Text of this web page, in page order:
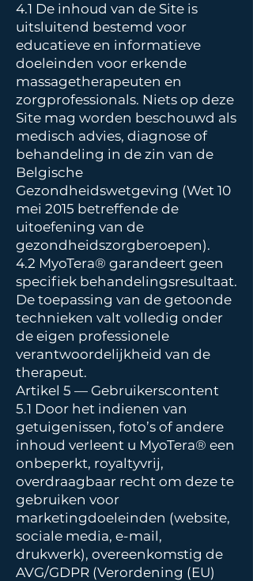
4.1 De inhoud van de Site is
uitsluitend bestemd voor
educatieve en informatieve
doeleinden voor erkende
massagetherapeuten en
zorgprofessionals. Niets op deze
Site mag worden beschouwd als
medisch advies, diagnose of
behandeling in de zin van de
Belgische
Gezondheidswetgeving (Wet 10
mei 2015 betreffende de
uitoefening van de
gezondheidszorgberoepen).
4.2 MyoTera® garandeert geen
specifiek behandelingsresultaat.
De toepassing van de getoonde
technieken valt volledig onder
de eigen professionele
verantwoordelijkheid van de
therapeut.
Artikel 5 — Gebruikerscontent
5.1 Door het indienen van
getuigenissen, foto’s of andere
inhoud verleent u MyoTera® een
onbeperkt, royaltyvrij,
overdraagbaar recht om deze te
gebruiken voor
marketingdoeleinden (website,
sociale media, e-mail,
drukwerk), overeenkomstig de
AVG/GDPR (Verordening (EU)